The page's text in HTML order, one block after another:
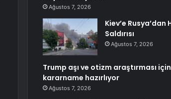
Ağustos 7, 2026
Kiev’e Rusya’dan
Saldırısı
Ağustos 7, 2026
Trump aşı ve otizm araştırması için
kararname hazırlıyor
Ağustos 7, 2026